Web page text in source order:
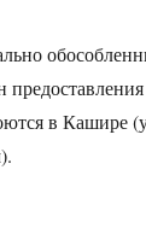
в Кашире